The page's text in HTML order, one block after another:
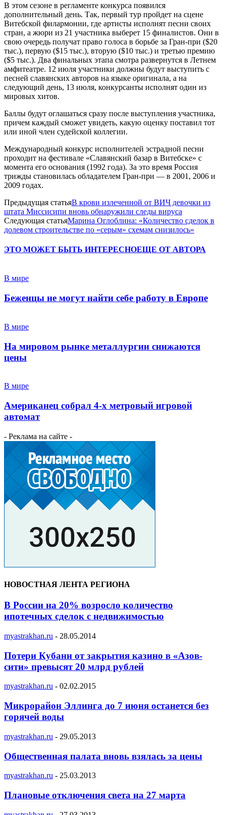
В этом сезоне в регламенте конкурса появился
дополнительный день. Так, первый тур пройдет на сцене
Витебской филармонии, где артисты исполнят песни своих
стран, а жюри из 21 участника выберет 15 финалистов. Они в
свою очередь получат право голоса в борьбе за Гран-при ($20
тыс.), первую ($15 тыс.), вторую ($10 тыс.) и третью премию
($5 тыс.). Два финальных этапа смотра развернутся в Летнем
амфитеатре. 12 июля участники должны будут выступить с
песней славянских авторов на языке оригинала, а на
следующий день, 13 июля, конкурсанты исполнят один из
мировых хитов.
Баллы будут оглашаться сразу после выступления участника,
причем каждый сможет увидеть, какую оценку поставил тот
или иной член судейской коллегии.
Международный конкурс исполнителей эстрадной песни
проходит на фестивале «Славянский базар в Витебске» с
момента его основания (1992 года). За это время Россия
трижды становилась обладателем Гран-при — в 2001, 2006 и
2009 годах.
Предыдущая статьяВ крови излеченной от ВИЧ девочки из
штата Миссисипи вновь обнаружили следы вируса
Следующая статьяМарина Оглоблина: «Количество сделок в
долевом строительстве по «серым» схемам снизилось»
ЭТО МОЖЕТ БЫТЬ ИНТЕРЕСНОЕЩЕ ОТ АВТОРА
В мире
Беженцы не могут найти себе работу в Европе
В мире
На мировом рынке металлургии снижаются
цены
В мире
Американец собрал 4-х метровый игровой
автомат
- Реклама на сайте -
НОВОСТНАЯ ЛЕНТА РЕГИОНА
В России на 20% возросло количество
ипотечных сделок с недвижимостью
myastrakhan.ru - 28.05.2014
Потери Кубани от закрытия казино в «Азов-
сити» превысят 20 млрд рублей
myastrakhan.ru - 02.02.2015
Микрорайон Эллинга до 7 июня останется без
горячей воды
myastrakhan.ru - 29.05.2013
Общественная палата вновь взялась за цены
myastrakhan.ru - 25.03.2013
Плановые отключения света на 27 марта